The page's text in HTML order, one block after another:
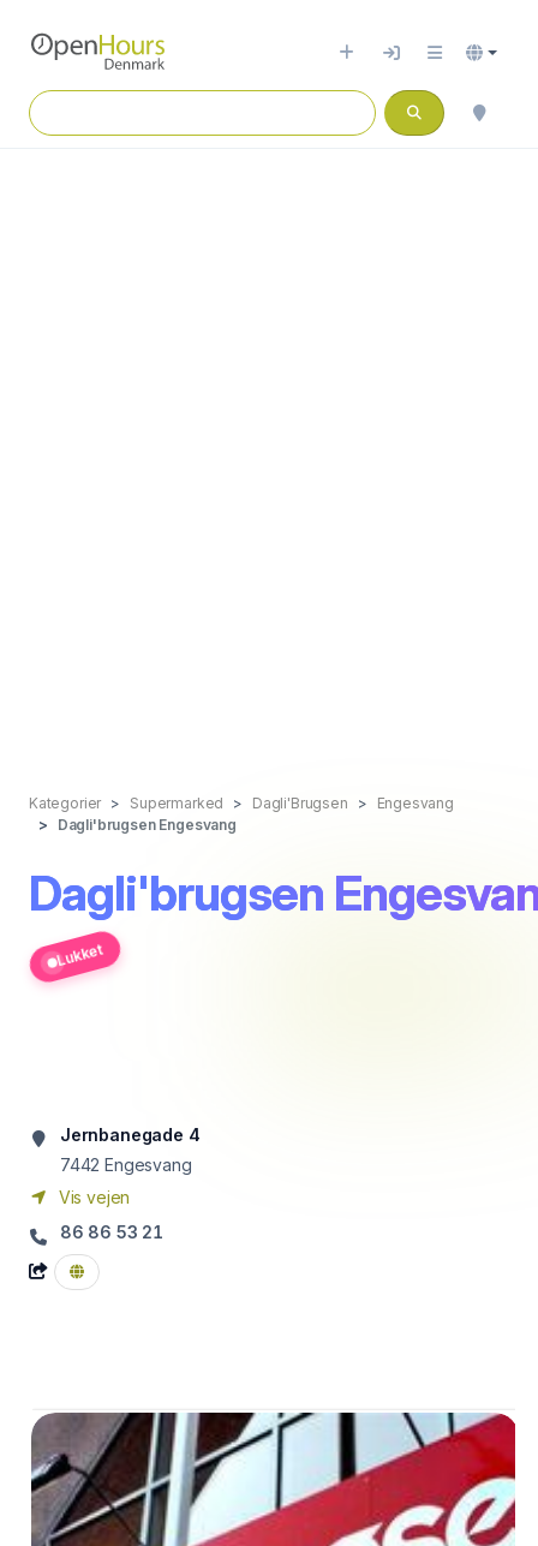
Kategorier Supermarked Dagli'Brugsen
Engesvang
Dagli'brugsen Engesvang
Dagli'brugsen
Lukket
Jernbanegade 4
7442 Engesvang
Vis vejen
86 86 53 21